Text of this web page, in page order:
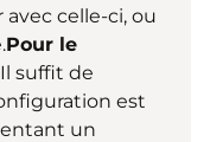
celle-ci, ou
Pour le
Il suffit de
est
un